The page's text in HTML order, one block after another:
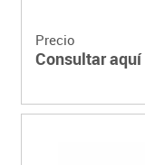
Precio
Consultar aquí